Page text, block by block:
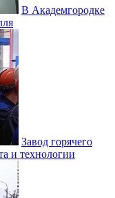
В Академгородке
Завод горячего
и технологии